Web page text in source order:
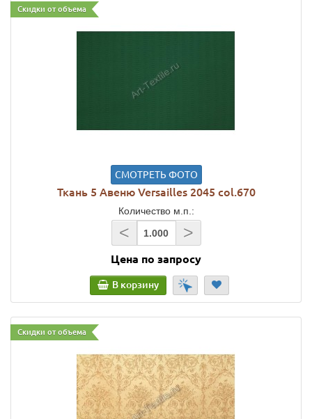
Скидки от объема
СМОТРЕТЬ ФОТО
Ткань 5 Авеню Versailles 2045 col.670
Количество м.п.:
< >
Цена по запросу
В корзину
Скидки от объема